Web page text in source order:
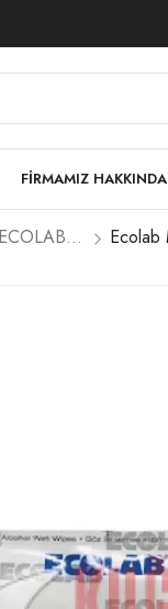
FIRMAMIZ HAKKINDA
ECOLAB KİŞİSEL VE EL HİJYEN ÜRÜNLERİ